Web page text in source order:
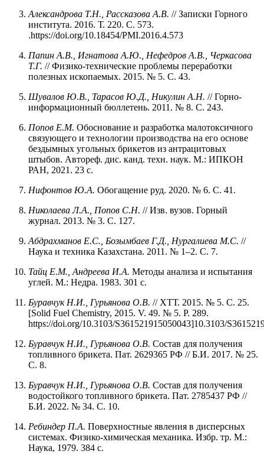
Александрова Т.Н., Рассказова А.В. // Записки Горного
института. 2016. Т. 220. С. 573.
.https://doi.org/10.18454/PMI.2016.4.573
Папин А.В., Игнатова А.Ю., Нефедров А.В., Черкасова
Т.Г. // Физико-технические проблемы переработки
полезных ископаемых. 2015. № 5. С. 43.
Шувалов Ю.В., Тарасов Ю.Д., Никулин А.Н. // Горно-
информационный бюллетень. 2011. № 8. С. 243.
Попов Е.М. Обоснование и разработка малотоксичного
связующего и технологии производства на его основе
бездымных угольных брикетов из антрацитовых
штыбов. Автореф. дис. канд. техн. наук. М.: ИПКОН
РАН, 2021. 23 с.
Нифонтов Ю.А. Обогащение руд. 2020. № 6. С. 41.
Николаева Л.А., Попов С.Н. // Изв. вузов. Горный
журнал. 2013. № 3. С. 127.
Абдрахманов Е.С., Бозымбаев Г.Д., Нургалиева М.С. //
Наука и техника Казахстана. 2011. № 1–2. С. 7.
Тайц Е.М., Андреева И.А. Методы анализа и испытания
углей. М.: Недра. 1983. 301 с.
Буравчук Н.И., Гурьянова О.В. // ХТТ. 2015. № 5. С. 25.
[Solid Fuel Chemistry, 2015. V. 49. № 5. P. 289.
https://doi.org/10.3103/S361521915050043]10.3103/
Буравчук Н.И., Гурьянова О.В. Состав для получения
топливного брикета. Пат. 2629365 РФ // Б.И. 2017. № 25.
С. 8.
Буравчук Н.И., Гурьянова О.В. Состав для получения
водостойкого топливного брикета. Пат. 2785437 РФ //
Б.И. 2022. № 34. С. 10.
Ребиндер П.А. Поверхностные явления в дисперсных
системах. Физико-химическая механика. Избр. тр. М.:
Наука, 1979. 384 с.